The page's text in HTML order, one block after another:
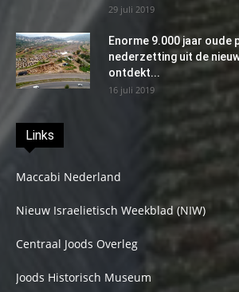
29 juli 2019
Enorme 9.000 jaar
nederzetting uit de
ontdekt...
16 juli 2019
Links
Maccabi Nederland
Nieuw Israelietisch Weekblad (NIW)
Centraal Joods Overleg
Joods Historisch Museum